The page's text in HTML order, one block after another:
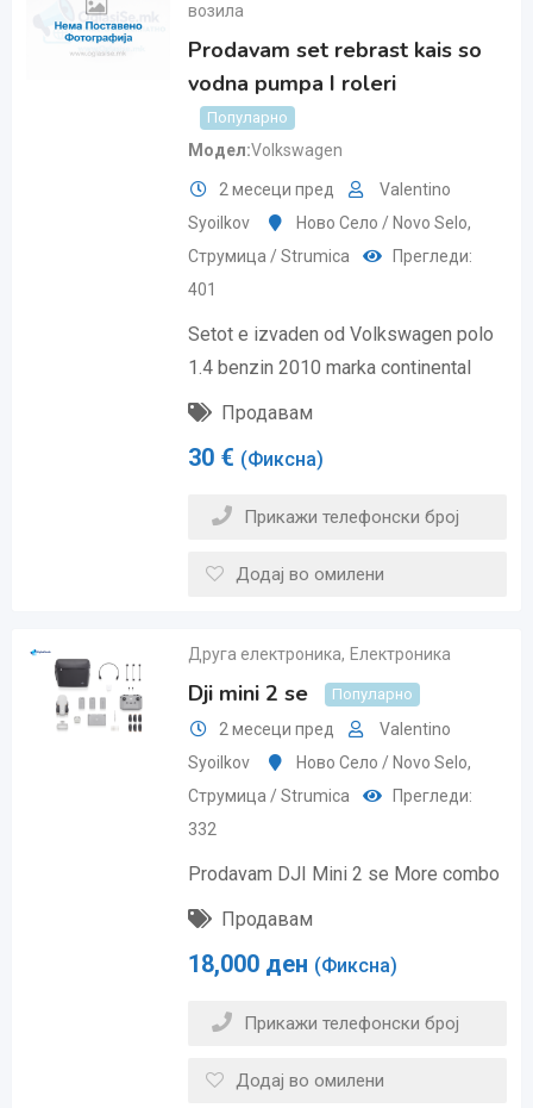
возила
Prodavam set rebrast kais so
vodna pumpa I roleri
Популарно
Модел Volkswagen
2 месеци пред
Valentino
Syoilkov
Ново Село / Novo Selo,
Струмица / Strumica
Прегледи:
401
Setot e izvaden od Volkswagen polo
1.4 benzin 2010 marka continental
Продавам
30 € (Фиксна)
Прикажи телефонски број
Додај во омилени
Друга електроника, Електроника
Dji mini 2 se Популарно
2 месеци пред
Valentino
Syoilkov
Ново Село / Novo Selo,
Струмица / Strumica
Прегледи:
332
Prodavam DJI Mini 2 se More combo
Продавам
18,000 ден (Фиксна)
Прикажи телефонски број
Додај во омилени